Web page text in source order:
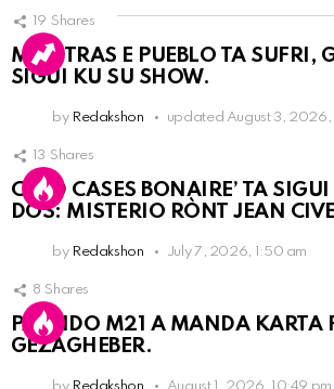
19 Shares
MIENTRAS E PUEBLO TA SUFRI,
SIGUI KU SU SHOW.
by Redakshon updated August 3, 2026,
13 Shares
COLD CASES BONAIRE’ TA
DOS: MISTERIO RÒNT JEAN
by Redakshon July 7, 2026, 1:50 am
8 Shares
PARTIDO M21 A MANDA KARTA
GEZAGHEBER.
by Redakshon August 1, 2026, 10:49 pm